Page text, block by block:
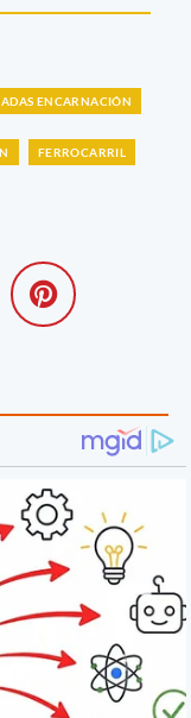
ENCARNACIÓN
FERROCARRIL